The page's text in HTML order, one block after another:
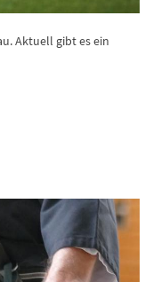
Aktuell gibt es ein